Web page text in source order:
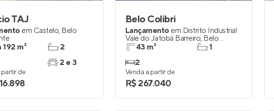
TAJ
em Castelo, Belo
192 m²
2
2 e 3
de
Belo Colibri
Lançamento em Distrito Industrial
Vale do Jatobá Barreiro, Belo
Horizonte
43 m²
2
1
Venda a partir de
R$ 267.040